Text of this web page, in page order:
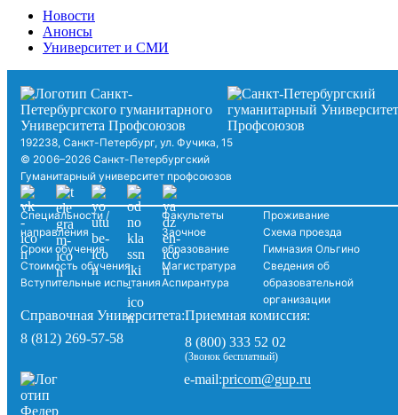
Новости
Анонсы
Университет и СМИ
192238, Санкт-Петербург, ул. Фучика, 15
© 2006–2026 Санкт-Петербургский
Гуманитарный университет профсоюзов
Специальности /
направления
Сроки обучения
Стоимость обучения
Вступительные испытания
Факультеты
Заочное
образование
Магистратура
Аспирантура
Проживание
Схема проезда
Гимназия Ольгино
Сведения об
образовательной
организации
Справочная Университета:
8 (812) 269-57-58
Приемная комиссия:
8 (800) 333 52 02
(Звонок бесплатный)
e-mail:pricom@gup.ru